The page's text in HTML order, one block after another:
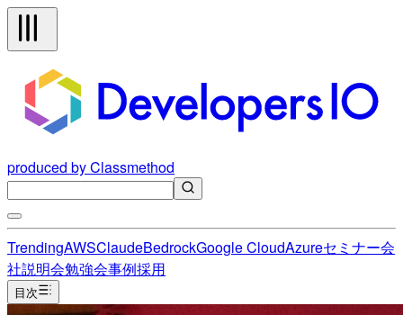
produced by Classmethod
TrendingAWSClaudeBedrockGoogle CloudAzureセミナー会
社説明会勉強会事例採用
目次